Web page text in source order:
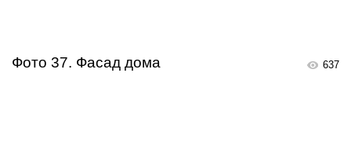
637
Фото 37. Фасад дома